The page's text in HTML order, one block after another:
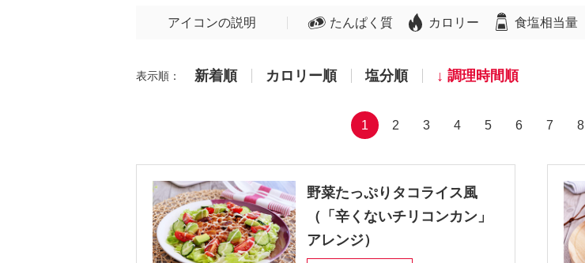
アイコンの説明 たんぱく質 カロリー 食塩相当量
表示順： 新着順 カロリー順 塩分順 調理時間順
1 2 3 4 5 6 7 8
野菜たっぷりタコライス風
（「辛くないチリコンカン」
アレンジ）